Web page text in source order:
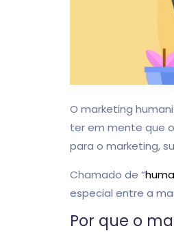
O marketing
ter em mente que
para o marketing,
Chamado de “
especial entre a
Por que o